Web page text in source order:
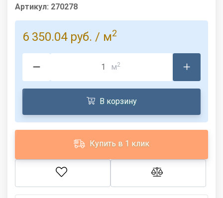
Артикул: 270278
6 350.04 руб. / м2
м2
В корзину
Купить в 1 клик